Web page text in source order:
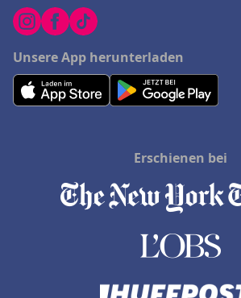
Unsere App herunterladen
Erschienen bei